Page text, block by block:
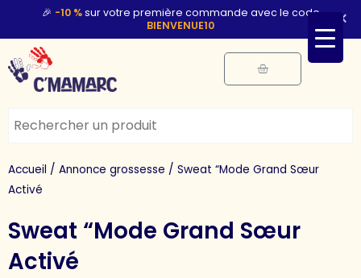
🎉 -10 %sur votre première commande avec le code
BIENVENUE10
×
contenu
Panier
Accueil / Annonce grossesse / Sweat “Mode Grand Sœur
Activé
Sweat “Mode Grand Sœur
Activé